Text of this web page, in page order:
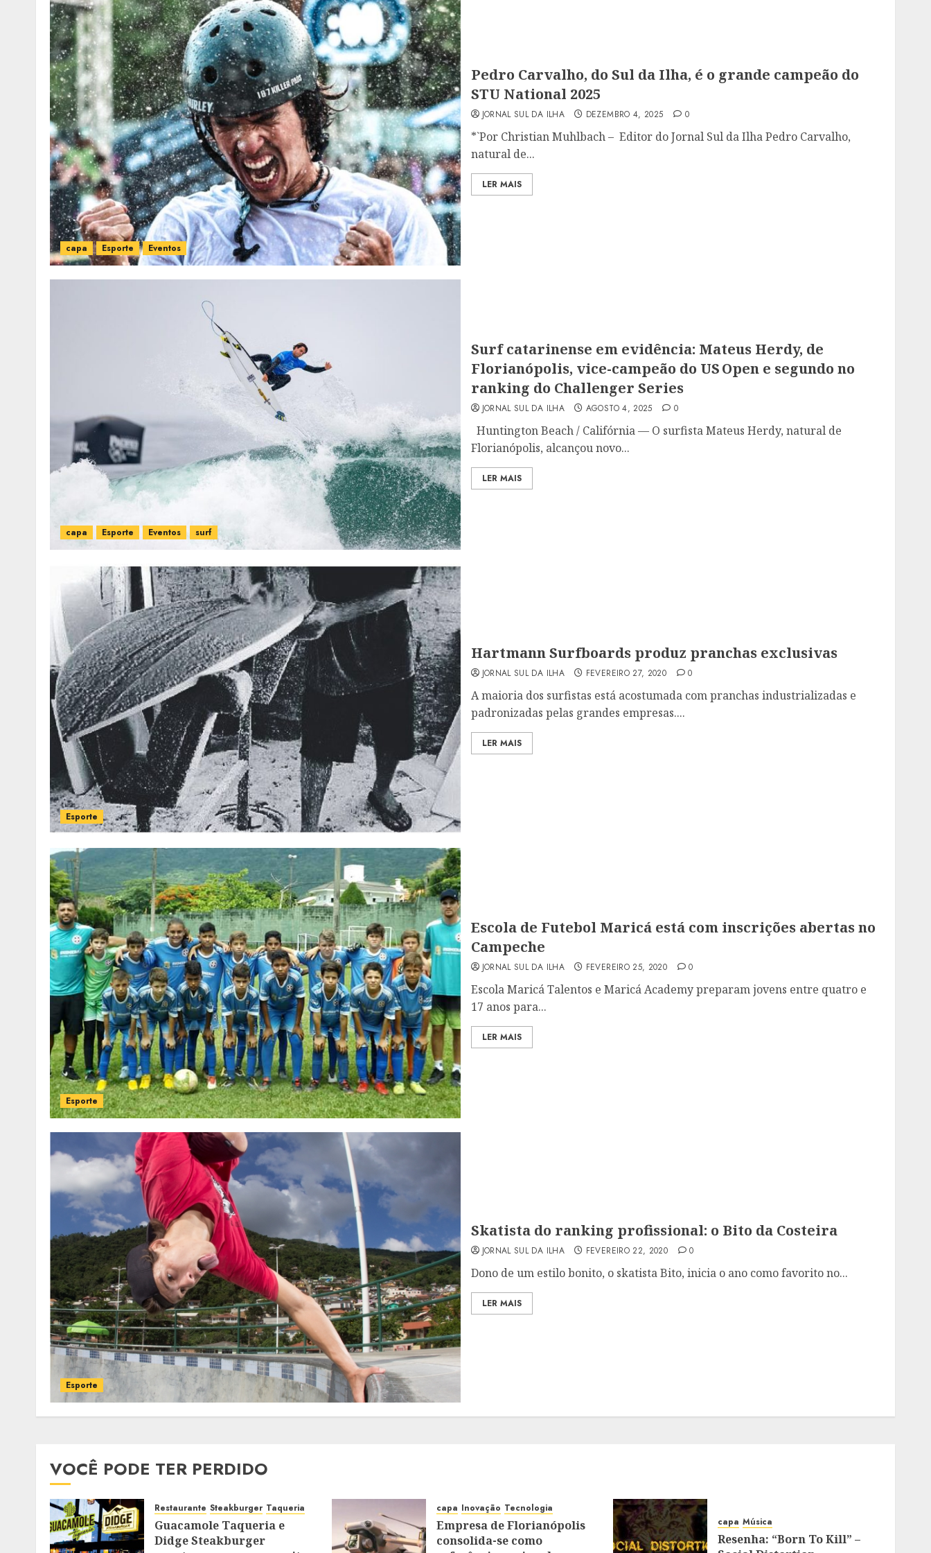
capa Esporte Eventos
Pedro Carvalho, do Sul da Ilha, é o grande campeão do
STU National 2025
JORNAL SUL DA ILHA DEZEMBRO 4, 2025 0
*`Por Christian Muhlbach – Editor do Jornal Sul da Ilha Pedro Carvalho,
natural de...
LER MAIS
capa Esporte Eventos surf
Surf catarinense em evidência: Mateus Herdy, de
Florianópolis, vice-campeão do US Open e segundo no
ranking do Challenger Series
JORNAL SUL DA ILHA AGOSTO 4, 2025 0
Huntington Beach / Califórnia — O surfista Mateus Herdy, natural de
Florianópolis, alcançou novo...
LER MAIS
Esporte
Hartmann Surfboards produz pranchas exclusivas
JORNAL SUL DA ILHA FEVEREIRO 27, 2020 0
A maioria dos surfistas está acostumada com pranchas industrializadas e
padronizadas pelas grandes empresas....
LER MAIS
Esporte
Escola de Futebol Maricá está com inscrições abertas no
Campeche
JORNAL SUL DA ILHA FEVEREIRO 25, 2020 0
Escola Maricá Talentos e Maricá Academy preparam jovens entre quatro e
17 anos para...
LER MAIS
Esporte
Skatista do ranking profissional: o Bito da Costeira
JORNAL SUL DA ILHA FEVEREIRO 22, 2020 0
Dono de um estilo bonito, o skatista Bito, inicia o ano como favorito no...
LER MAIS
VOCÊ PODE TER PERDIDO
Restaurante Steakburger Taqueria
Guacamole Taqueria e
Didge Steakburger
capa Inovação Tecnologia
Empresa de Florianópolis
consolida-se como
capa Música
Resenha: “Born To Kill” –